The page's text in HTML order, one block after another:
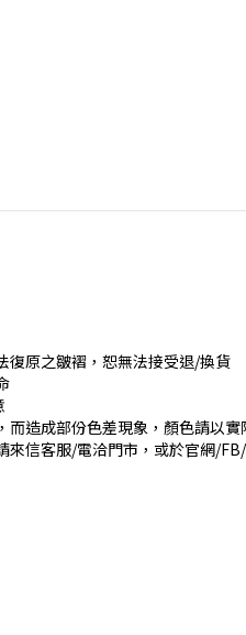
復原之皺褶，恕無法接受退/換貨
造成部份色差現象，顏色請以實
信客服/電洽門市，或於官網/FB/